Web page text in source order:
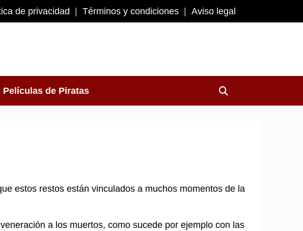
de privacidad Términos y condiciones Aviso legal
Películas de Piratas
estos restos están vinculados a muchos momentos de la
a los muertos, como sucede por ejemplo con las